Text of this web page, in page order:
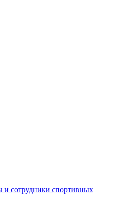
и сотрудники спортивных